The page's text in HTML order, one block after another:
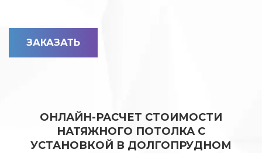
ЗАКАЗАТЬ
ОНЛАЙН-РАСЧЕТ СТОИМОСТИ
НАТЯЖНОГО ПОТОЛКА С
УСТАНОВКОЙ В ДОЛГОПРУДНОМ